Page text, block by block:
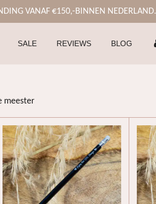
VANAF €150,-BINNEN NEDERLAND.
SALE REVIEWS BLOG
meester